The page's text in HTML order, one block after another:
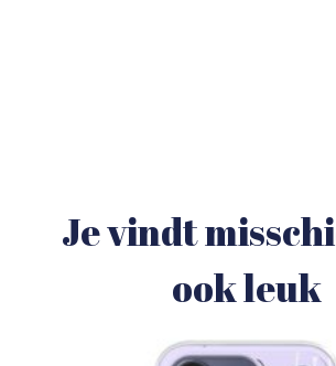
Je vindt
ook leuk